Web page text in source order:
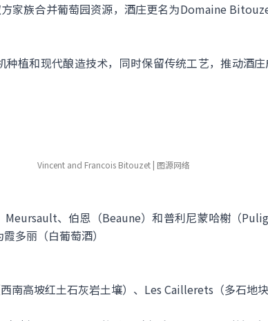
家族合并葡萄园资源，酒庄更名为Domaine
植和现代酿造技术，同时保留传统工艺，推动酒
Vincent and Francois Bitouzet | 图源网络
Meursault、伯恩（Beaune）和普利尼蒙哈榭（
多丽（白葡萄酒）
南高坡红土石灰岩土壤）、Les Caillerets（多石地